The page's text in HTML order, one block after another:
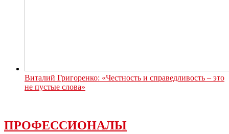
Виталий Григоренко: «Честность и справедливость – это
не пустые слова»
ПРОФЕССИОНАЛЫ